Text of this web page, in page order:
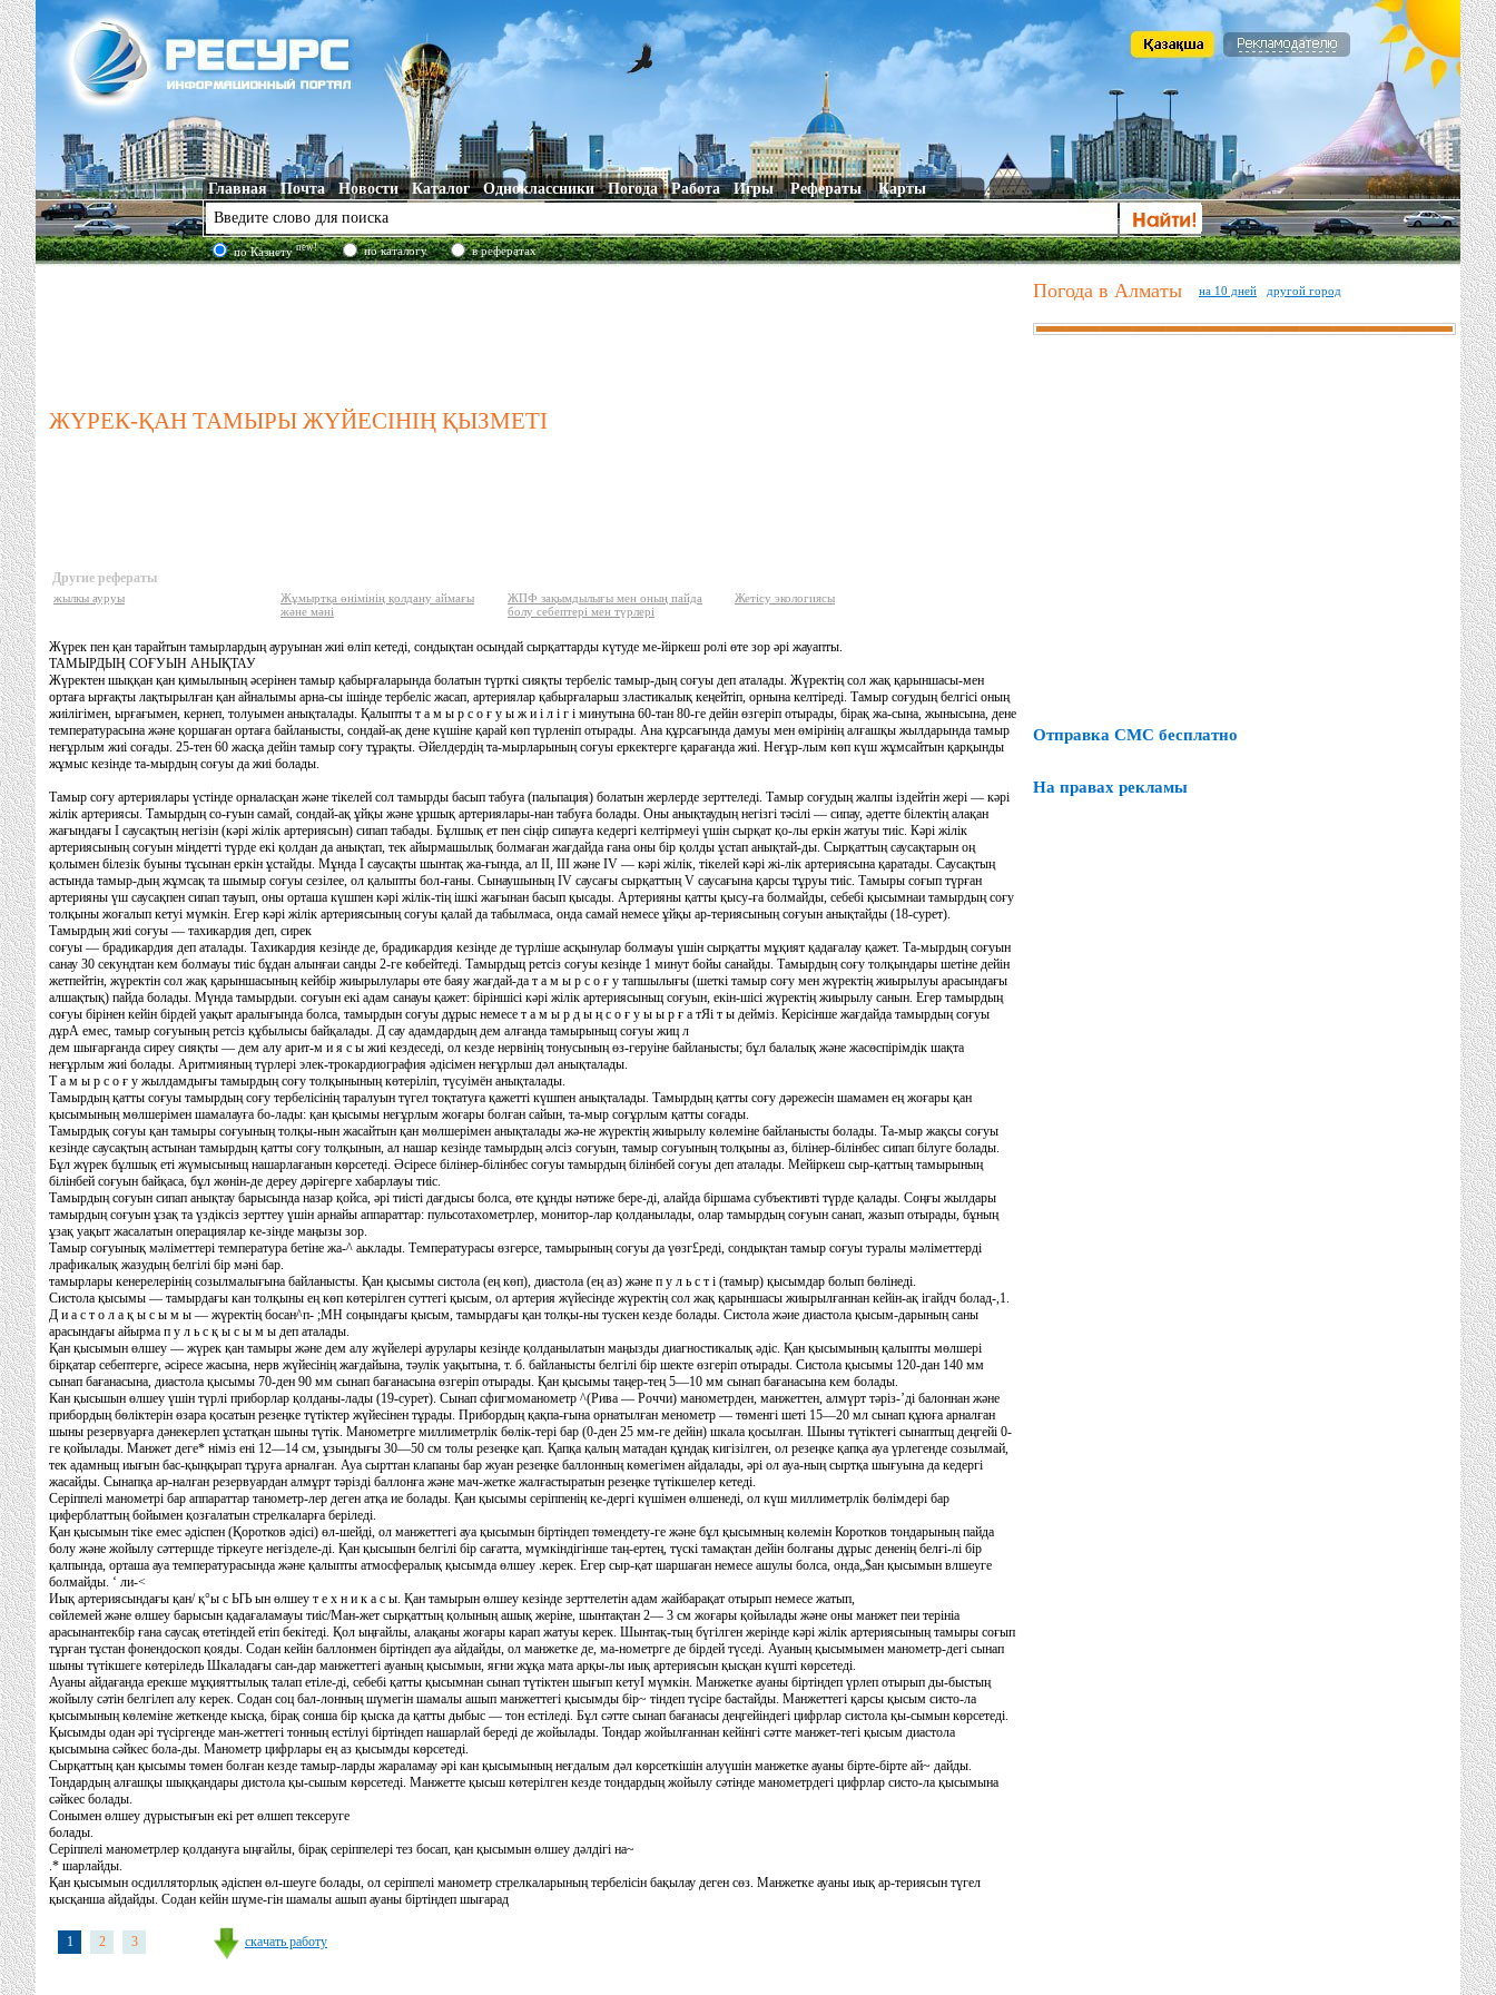
Главная Почта Новости Каталог Одноклассники Погода Работа Игры Рефераты Карты
по Казнетуnew! по каталогу в рефератах
ЖҮРЕК-ҚАН ТАМЫРЫ ЖҮЙЕСІНІҢ ҚЫЗМЕТІ
Другие рефераты
жылкы ауруы
Жұмыртқа өнімінің қолдану аймағы
және мәні
ЖПФ зақымдылығы мен оның пайда
болу себептері мен түрлері
Жетісу экологиясы
Жүрек пен қан тарайтын тамырлардың ауруынан жиі өліп кетеді, сондықтан осындай сырқаттарды күтуде ме-йіркеш ролі өте зор әрі жауапты.
ТАМЫРДЫҢ СОҒУЫН АНЫҚТАУ
Жүректен шыққан қан қимылының әсерінен тамыр қабырғаларында болатын түрткі сияқты тербеліс тамыр-дың соғуы деп аталады. Жүректің сол жақ қарыншасы-мен
ортаға ырғақты лақтырылған қан айналымы арна-сы ішінде тербеліс жасап, артериялар қабырғаларьш зластикалық кеңейтіп, орнына келтіреді. Тамыр соғудың белгісі оның
жиілігімен, ырғағымен, кернеп, толуымен анықталады. Қалыпты т а м ы р с о ғ у ы ж и і л і г і минутына 60-тан 80-ге дейін өзгеріп отырады, бірақ жа-сына, жынысына, дене
температурасына және қоршаған ортаға байланысты, сондай-ақ дене күшіне қарай көп түрленіп отырады. Ана құрсағында дамуы мен өмірінің алғашқы жылдарында тамыр
неғұрлым жиі соғады. 25-тен 60 жасқа дейін тамыр соғу тұрақты. Әйелдердің та-мырларының соғуы еркектерге қарағанда жиі. Неғұр-лым көп күш жұмсайтын қарқынды
жұмыс кезінде та-мырдың соғуы да жиі болады.
Тамыр соғу артериялары үстінде орналасқан және тікелей сол тамырды басып табуға (пальпация) болатын жерлерде зерттеледі. Тамыр соғудың жалпы іздейтін жері — кәрі
жілік артериясы. Тамырдың со-ғуын самай, сондай-ақ ұйқы және ұршық артериялары-нан табуға болады. Оны анықтаудың негізгі тәсілі — сипау, әдетте білектің алақан
жағындағы I саусақтың негізін (кәрі жілік артериясын) сипап табады. Бұлшық ет пен сіңір сипауға кедергі келтірмеуі үшін сырқат қо-лы еркін жатуы тиіс. Кәрі жілік
артериясының соғуын міндетті түрде екі қолдан да анықтап, тек айырмашылық болмаған жағдайда ғана оны бір қолды ұстап анықтай-ды. Сырқаттың саусақтарын оң
қолымен білезік буыны тұсынан еркін ұстайды. Мұнда I саусақты шынтақ жа-ғында, ал II, III және IV — кәрі жілік, тікелей кәрі жі-лік артериясына қаратады. Саусақтың
астында тамыр-дың жұмсақ та шымыр соғуы сезілее, ол қалыпты бол-ғаны. Сынаушының IV саусағы сырқаттың V саусағына қарсы тұруы тиіс. Тамыры соғып түрған
артерияны үш саусақпен сипап тауып, оны орташа күшпен кәрі жілік-тің ішкі жағынан басып қысады. Артерияны қатты қысу-ға болмайды, себебі қысымнаи тамырдың соғу
толқыны жоғалып кетуі мүмкін. Егер кәрі жілік артериясының соғуы қалай да табылмаса, онда самай немесе ұйқы ар-териясының соғуын анықтайды (18-сурет).
Тамырдың жиі соғуы — тахикардия деп, сирек
соғуы — брадикардия деп аталады. Тахикардия кезінде де, брадикардия кезінде де түрліше асқынулар болмауы үшін сырқатты мұқият қадағалау қажет. Та-мырдың соғуын
санау 30 секундтан кем болмауы тиіс бұдан алынғаи санды 2-ге көбейтеді. Тамырдьщ ретсіз соғуы кезінде 1 минут бойы санайды. Тамырдың соғу толқындары шетіне дейін
жетпейтін, жүректін сол жақ қарыншасының кейбір жиырылулары өте баяу жағдай-да т а м ы р с о ғ у тапшылығы (шеткі тамыр соғу мен жүректің жиырылуы арасындағы
алшақтық) пайда болады. Мүнда тамырдыи. соғуын екі адам санауы қажет: біріншісі кәрі жілік артериясыньщ соғуын, екін-шісі жүректің жиырылу санын. Егер тамырдың
соғуы бірінен кейін бірдей уақыт аралығында болса, тамырдын соғуы дұрыс немесе т а м ы р д ы ң с о ғ у ы ы р ғ а тЯі т ы дейміз. Керісінше жағдайда тамырдың соғуы
дұрА емес, тамыр соғуының ретсіз құбылысы байқалады. Д сау адамдардың дем алғанда тамырыньщ соғуы жиц л
дем шығарғанда сиреу сияқты — дем алу арит-м и я с ы жиі кездеседі, ол кезде нервінің тонусының өз-геруіне байланысты; бұл балалық және жасөспірімдік шақта
неғұрлым жиі болады. Аритмияның түрлері элек-трокардиография әдісімен неғұрльш дәл анықталады.
Т а м ы р с о ғ у жылдамдығы тамырдың соғу толқынының көтеріліп, түсуімён анықталады.
Тамырдың қатты соғуы тамырдың соғу тербелісінің таралуын түгел тоқтатуға қажетті күшпен анықталады. Тамырдың қатты соғу дәрежесін шамамен ең жоғары қан
қысымының мөлшерімен шамалауға бо-лады: қан қысымы неғұрлым жоғары болған сайын, та-мыр соғұрлым қатты соғады.
Тамырдық соғуы қан тамыры соғуының толқы-нын жасайтын қан мөлшерімен анықталады жә-не жүректің жиырылу көлеміне байланысты болады. Та-мыр жақсы соғуы
кезінде саусақтың астынан тамырдың қатты соғу толқынын, ал нашар кезінде тамырдың әлсіз соғуын, тамыр соғуының толқыны аз, білінер-білінбес сипап білуге болады.
Бұл жүрек бұлшық еті жүмысыньщ нашарлағанын көрсетеді. Әсіресе білінер-білінбес соғуы тамырдың білінбей соғуы деп аталады. Мейіркеш сыр-қаттың тамырының
білінбей соғуын байқаса, бұл жөнін-де дереу дәрігерге хабарлауы тиіс.
Тамырдың соғуын сипап анықтау барысында назар қойса, әрі тиісті дағдысы болса, өте құнды нәтиже бере-ді, алайда біршама субъективті түрде қалады. Соңғы жылдары
тамырдың соғуын ұзақ та үздіксіз зерттеу үшін арнайы аппараттар: пульсотахометрлер, монитор-лар қолданылады, олар тамырдың соғуын санап, жазып отырады, бұның
ұзақ уақыт жасалатын операциялар ке-зінде маңызы зор.
Тамыр соғуынық мәліметтері температура бетіне жа-^ аьклады. Температурасы өзгерсе, тамырының соғуы да үөзг£реді, сондықтан тамыр соғуы туралы мәліметтерді
лрафикалық жазудың белгілі бір мәні бар.
тамырлары кенерелерінің созылмалығына байланысты. Қан қысымы систола (ең көп), диастола (ең аз) және п у л ь с т і (тамыр) қысымдар болып бөлінеді.
Систола қысымы — тамырдағы кан толқыны ең көп көтерілген суттегі қысым, ол артерия жүйесінде жүректің сол жақ қарыншасы жиырылғаннан кейін-ақ ігайдч болад-,1.
Д и а с т о л а қ ы с ы м ы — жүректің босан^п- ;МН соңындағы қысым, тамырдағы қан толқы-ны тускен кезде болады. Систола жәие диастола қысым-дарының саны
арасындағы айырма п у л ь с қ ы с ы м ы деп аталады.
Қан қысымын өлшеу — жүрек қан тамыры және дем алу жүйелері аурулары кезінде қолданылатын маңызды диагностикалық әдіс. Қан қысымының қалыпты мөлшері
бірқатар себептерге, әсіресе жасына, нерв жүйесінің жағдайына, тәулік уақытына, т. б. байланысты белгілі бір шекте өзгеріп отырады. Систола қысымы 120-дан 140 мм
сынап бағанасына, диастола қысымы 70-ден 90 мм сынап бағанасына өзгеріп отырады. Қан қысымы таңер-тең 5—10 мм сынап бағанасына кем болады.
Кан қысьшын өлшеу үшін түрлі приборлар қолданы-лады (19-сурет). Сынап сфигмоманометр ^(Рива — Роччи) манометрден, манжеттен, алмүрт тәріз-’ді балоннан және
прибордың бөліктерін өзара қосатын резеңке түтіктер жүйесінен тұрады. Прибордың қақпа-ғына орнатылған менометр — төменгі шеті 15—20 мл сынап құюға арналған
шыны резервуарға дәнекерлеп ұстатқан шыны түтік. Манометрге миллиметрлік бөлік-тері бар (0-ден 25 мм-ге дейін) шкала қосылған. Шыны түтіктеғі сынаптьщ деңгейі 0-
ге қойылады. Манжет деге* німіз ені 12—14 см, ұзындығы 30—50 см толы резеңке қап. Қапқа қалың матадан құндақ кигізілген, ол резеңке қапқа ауа үрлегенде созылмай,
тек адамньщ иығын бас-қыңқырап тұруға арналған. Ауа сырттан клапаны бар жуан резеңке баллонның көмегімен айдалады, әрі ол ауа-ның сыртқа шығуына да кедергі
жасайды. Сынапқа ар-налған резервуардан алмұрт тәрізді баллонға және мач-жетке жалғастыратын резеңке түтікшелер кетеді.
Серіппелі манометрі бар аппараттар танометр-лер деген атқа ие болады. Қан қысымы серіппенің ке-дергі күшімен өлшенеді, ол күш миллиметрлік бөлімдері бар
циферблаттың бойымен қозғалатын стрелкаларға беріледі.
Қан қысымын тіке емес әдіспен (Қоротков әдісі) өл-шейді, ол манжеттегі ауа қысымын біртіндеп төмендету-ге және бұл қысымның көлемін Коротков тондарының пайда
болу және жойылу сәттершде тіркеуге неғізделе-ді. Қан қысьшын белгілі бір сағатта, мүмкіндігінше таң-ертең, түскі тамақтан дейін болғаны дұрыс дененің белғі-лі бір
қалпында, орташа ауа температурасында және қалыпты атмосфералық қысымда өлшеу .керек. Егер сыр-қат шаршаған немесе ашулы болса, онда„$ан қысымын влшеуге
болмайды. ‘ ли-<
Иық артериясындағы қан/ қ°ы с ЫЪ ын өлшеу т е х н и к а с ы. Қан тамырын өлшеу кезінде зерттелетін адам жайбарақат отырып немесе жатып,
сөйлемей және өлшеу барысын қадағаламауы тиіс/Ман-жет сырқаттың қолының ашық жеріне, шынтақтан 2— 3 см жоғары қойылады және оны манжет пеи терініа
арасынантекбір ғана саусақ өтетіндей етіп бекітеді. Қол ыңғайлы, алақаны жоғары карап жатуы керек. Шынтақ-тың бүгілген жерінде кәрі жілік артериясының тамыры соғып
тұрған тұстан фонендоскоп қояды. Содан кейін баллонмен біртіндеп ауа айдайды, ол манжетке де, ма-нометрге де бірдей түседі. Ауаның қысымымен манометр-дегі сынап
шыны түтікшеге көтеріледь Шкаладағы сан-дар манжеттегі ауаның қысымын, яғни жұқа мата арқы-лы иық артериясын қысқан күшті көрсетеді.
Ауаны айдағанда ерекше мұқияттылық талап етіле-ді, себебі қатты қысымнан сынап түтіктен шығып кетуІ мүмкін. Манжетке ауаны біртіндеп үрлеп отырып ды-быстың
жойылу сәтін белгілеп алу керек. Содан соц бал-лонның шүмегін шамалы ашып манжеттегі қысымды бір~ тіндеп түсіре бастайды. Манжеттегі қарсы қысым систо-ла
қысымының көлеміне жеткенде кысқа, бірақ сонша бір қыска да қатты дыбыс — тон естіледі. Бұл сәтте сынап бағанасы деңгейіндегі цифрлар систола қы-сымын көрсетеді.
Қысымды одан әрі түсіргенде ман-жеттегі тонның естілуі біртіндеп нашарлай береді де жойылады. Тондар жойылғаннан кейінгі сәтте манжет-тегі қысым диастола
қысымына сәйкес бола-ды. Манометр цифрлары ең аз қысымды көрсетеді.
Сырқаттың қан қысымы төмен болған кезде тамыр-ларды жараламау әрі кан қысымының неғдалым дәл көрсеткішін алуүшін манжетке ауаны бірте-бірте ай~ дайды.
Тондардың алғашқы шыққандары дистола қы-сьшым көрсетеді. Манжетте қысьш көтерілген кезде тондардың жойылу сәтінде манометрдегі цифрлар систо-ла қысымына
сәйкес болады.
Сонымен өлшеу дүрыстығын екі рет өлшеп тексеруге
болады.
Серіппелі манометрлер қолдануға ыңғайлы, бірақ серіппелері тез босап, қан қысымын өлшеу дәлдігі на~
.* шарлайды.
Қан қысымын осдилляторлық әдіспен өл-шеуге болады, ол серіппелі манометр стрелкаларының тербелісін бақылау деген сөз. Манжетке ауаны иық ар-териясын түгел
қысқанша айдайды. Содан кейін шүме-гін шамалы ашып ауаны біртіндеп шығарад
1 2 3 скачать работу
Погода в Алматы на 10 дней другой город
Отправка СМС бесплатно
На правах рекламы